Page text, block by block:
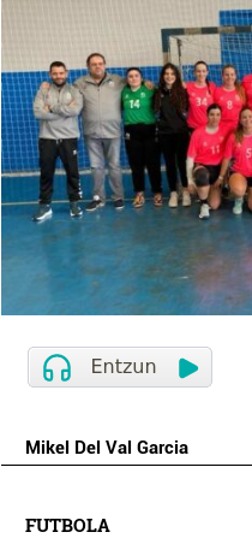
Mikel Del Val Garcia
FUTBOLA